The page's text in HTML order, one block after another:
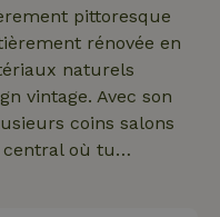
pittoresque
rénovée en
naturels
vintage. Avec son
coins salons
où tu
avec une